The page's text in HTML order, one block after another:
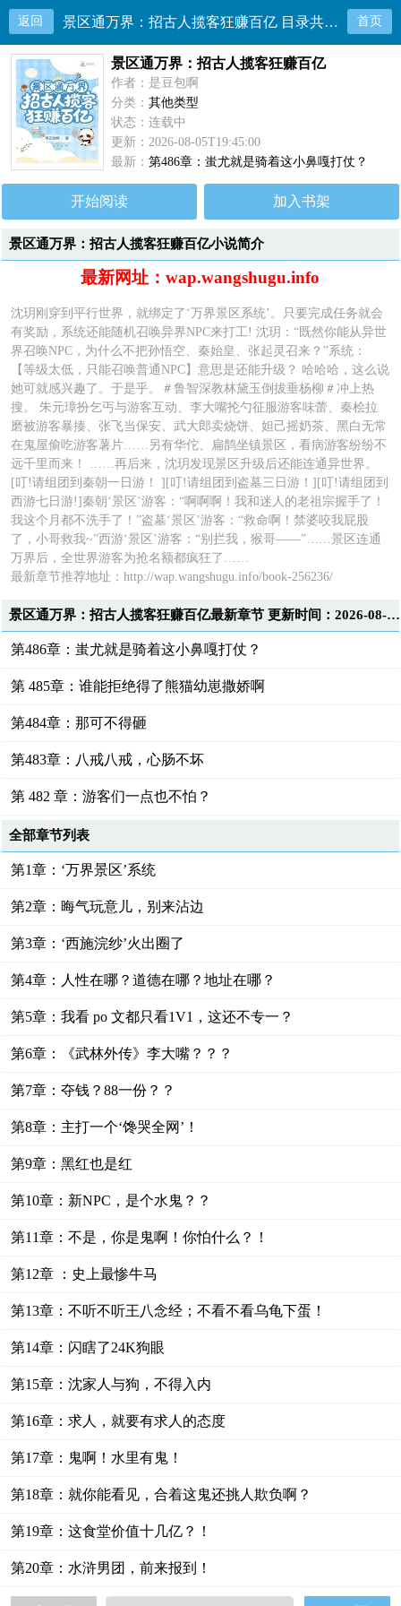
返回 景区通万界：招古人揽客狂赚百亿 目录共486章 首页
景区通万界：招古人揽客狂赚百亿
作者：是豆包啊
分类：其他类型
状态：连载中
更新：2026-08-05T19:45:00
最新：第486章：蚩尤就是骑着这小鼻嘎打仗？
开始阅读 加入书架
景区通万界：招古人揽客狂赚百亿小说简介
最新网址：wap.wangshugu.info
沈玥刚穿到平行世界，就绑定了‘万界景区系统’。只要完成任务就会
有奖励，系统还能随机召唤异界NPC来打工! 沈玥：“既然你能从异世
界召唤NPC，为什么不把孙悟空、秦始皇、张起灵召来？”系统：
【等级太低，只能召唤普通NPC】意思是还能升级？ 哈哈哈，这么说
她可就感兴趣了。于是乎。＃鲁智深教林黛玉倒拔垂杨柳＃冲上热
搜。 朱元璋扮乞丐与游客互动、李大嘴抡勺征服游客味蕾、秦桧拉
磨被游客暴揍、张飞当保安、武大郎卖烧饼、妲己摇奶茶、黑白无常
在鬼屋偷吃游客薯片……另有华佗、扁鹊坐镇景区，看病游客纷纷不
远千里而来！ ……再后来，沈玥发现景区升级后还能连通异世界。
[叮!请组团到秦朝一日游！ ][叮!请组团到盗墓三日游！][叮!请组团到
西游七日游!]秦朝‘景区’游客：“啊啊啊！我和迷人的老祖宗握手了！
我这个月都不洗手了！”盗墓‘景区’游客：“救命啊！禁婆咬我屁股
了，小哥救我~”西游‘景区’游客：“别拦我，猴哥——”……景区连通
万界后，全世界游客为抢名额都疯狂了……
最新章节推荐地址：http://wap.wangshugu.info/book-256236/
景区通万界：招古人揽客狂赚百亿最新章节 更新时间：2026-08-05T19:45:00
第486章：蚩尤就是骑着这小鼻嘎打仗？
第 485章：谁能拒绝得了熊猫幼崽撒娇啊
第484章：那可不得砸
第483章：八戒八戒，心肠不坏
第 482 章：游客们一点也不怕？
全部章节列表
第1章：‘万界景区’系统
第2章：晦气玩意儿，别来沾边
第3章：‘西施浣纱’火出圈了
第4章：人性在哪？道德在哪？地址在哪？
第5章：我看 po 文都只看1V1，这还不专一？
第6章：《武林外传》李大嘴？？？
第7章：夺钱？88一份？？
第8章：主打一个‘馋哭全网’！
第9章：黑红也是红
第10章：新NPC，是个水鬼？？
第11章：不是，你是鬼啊！你怕什么？！
第12章 ：史上最惨牛马
第13章：不听不听王八念经；不看不看乌龟下蛋！
第14章：闪瞎了24K狗眼
第15章：沈家人与狗，不得入内
第16章：求人，就要有求人的态度
第17章：鬼啊！水里有鬼！
第18章：就你能看见，合着这鬼还挑人欺负啊？
第19章：这食堂价值十几亿？！
第20章：水浒男团，前来报到！